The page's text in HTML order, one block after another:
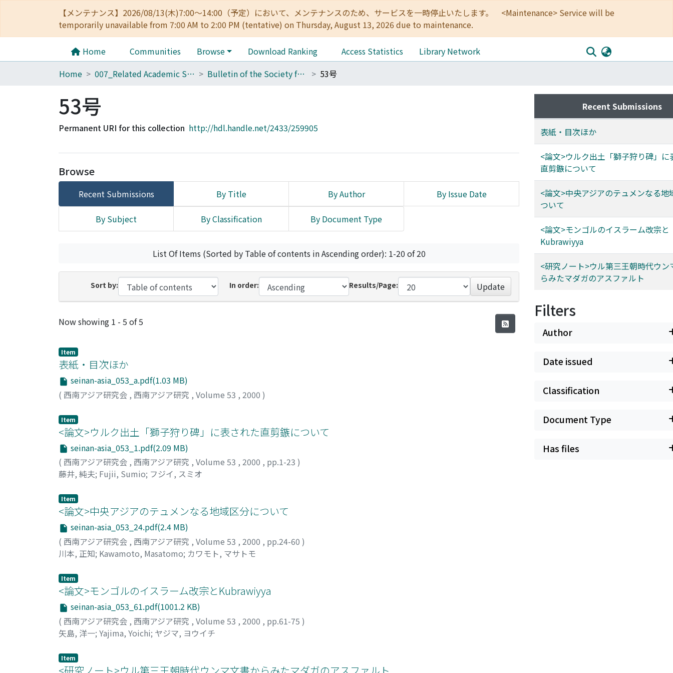
【メンテナンス】2026/08/13(木)7:00～14:00（予定）において、メンテナンスのため、サービスを一時停止いたします。 <Maintenance> Service will be
temporarily unavailable from 7:00 AM to 2:00 PM (tentative) on Thursday, August 13, 2026 due to maintenance.
Home Communities Browse Download Ranking Access Statistics
Library Network
Home
007_Related Academic Societies Bulletin of the Society for Western and Southern Asiatic Studies, Kyoto University 53号
53号
Permanent URI for this collection http://hdl.handle.net/2433/259905
Browse
Recent Submissions By Title By Author By Issue Date
By Subject By Classification By Document Type
List Of Items (Sorted by Table of contents in Ascending order): 1-20 of 20
Sort by: In order: Results/Page: Update
Recent Submissions
Now showing 1 - 5 of 5
Item
表紙・目次ほか
seinan-asia_053_a.pdf(1.03 MB)
( 西南アジア研究会 , 西南アジア研究 , Volume 53 , 2000 )
Item
<論文>ウルク出土「獅子狩り碑」に表された直剪鏃について
seinan-asia_053_1.pdf(2.09 MB)
( 西南アジア研究会 , 西南アジア研究 , Volume 53 , 2000 , pp.1-23 )
藤井, 純夫; Fujii, Sumio; フジイ, スミオ
Item
<論文>中央アジアのテュメンなる地域区分について
seinan-asia_053_24.pdf(2.4 MB)
( 西南アジア研究会 , 西南アジア研究 , Volume 53 , 2000 , pp.24-60 )
川本, 正知; Kawamoto, Masatomo; カワモト, マサトモ
Item
<論文>モンゴルのイスラーム改宗とKubrawiyya
seinan-asia_053_61.pdf(1001.2 KB)
( 西南アジア研究会 , 西南アジア研究 , Volume 53 , 2000 , pp.61-75 )
矢島, 洋一; Yajima, Yoichi; ヤジマ, ヨウイチ
Item
<研究ノート>ウル第三王朝時代ウンマ文書からみたマダガのアスファルト
Recent Submissions
表紙・目次ほか
<論文>ウルク出土「獅子狩り碑」に
直剪鏃について
<論文>中央アジアのテュメンなる地
ついて
<論文>モンゴルのイスラーム改宗と
Kubrawiyya
<研究ノート>ウル第三王朝時代ウン
らみたマダガのアスファルト
Filters
Author
Date issued
Classification
Document Type
Has files